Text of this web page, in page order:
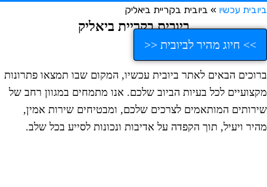
עכשיו»ביובית בקריית ביאליק
ביובית בקריית ביאליק
>> חיוג מהיר לביובית <<
הבאים לאתר ביובית עכשיו, המקום שבו תמצאו פתרונות
לכל בעיות הביוב שלכם. אנו מתמחים במגוון רחב של
המותאמים לצרכים שלכם, ומבטיחים שירות אמין,
ויעיל, תוך הקפדה על אדיבות ונכונות לסייע בכל שלב.